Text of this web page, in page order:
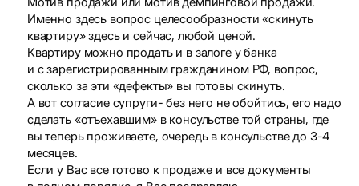
Именно здесь вопрос целесообразности «скинуть
квартиру» здесь и сейчас, любой ценой.
Квартиру можно продать и в залоге у банка
и с зарегистрированным гражданином РФ, вопрос,
сколько за эти «дефекты» вы готовы скинуть.
А вот согласие супруги- без него не обойтись, его надо
сделать «отъехавшим» в консульстве той страны, где
вы теперь проживаете, очередь в консульстве до 3-4
месяцев.
Если у Вас все готово к продаже и все документы